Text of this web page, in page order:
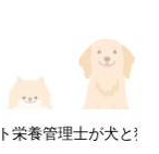
栄養管理士が犬と猫